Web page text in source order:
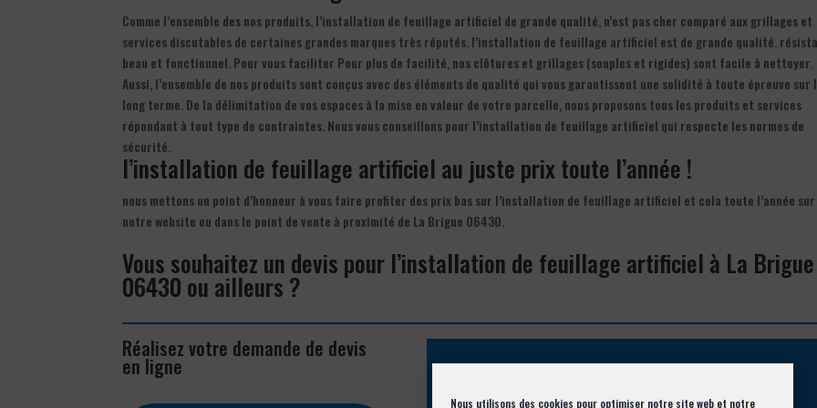
Nous utilisons des cookies pour optimiser notre site web et notre
Comme l’ensemble des nos produits, l’installation de feuillage artificiel de grande qualité, n’est pas cher comparé aux grillages et
services discutables de certaines grandes marques très réputés. l’installation de feuillage artificiel est de grande qualité.
beau et fonctionnel. Pour vous faciliter Pour plus de facilité, nos clôtures et grillages (souples et rigides) sont facile à nettoyer.
Aussi, l’ensemble de nos produits sont conçus avec des éléments de qualité qui vous garantissent une solidité à toute épreuve sur
long terme. De la délimitation de vos espaces à la mise en valeur de votre parcelle, nous proposons tous les produits et services
répondant à tout type de contraintes. Nous vous conseillons pour l’installation de feuillage artificiel qui respecte les normes de
sécurité.
l’installation de feuillage artificiel au juste prix toute l’année !
nous mettons un point d’honneur à vous faire profiter des prix bas sur l’installation de feuillage artificiel et cela toute l’année sur
notre website ou dans le point de vente à proximité de La Brigue 06430.
Vous souhaitez un devis pour l’installation de feuillage artificiel à La Brigue
06430 ou ailleurs ?
Réalisez votre demande de devis
en ligne